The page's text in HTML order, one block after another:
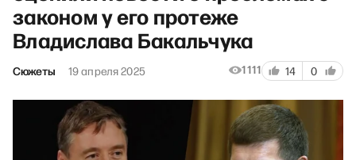
законом у его протеже
Владислава Бакальчука
Сюжеты 19 апреля 2025 1111 14 0